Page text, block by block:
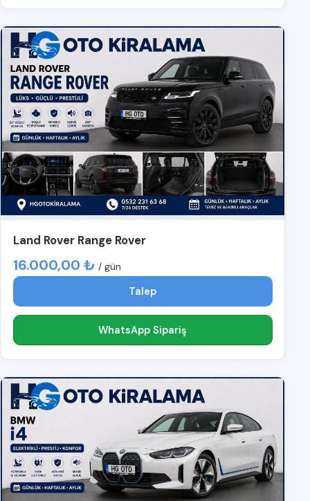
Land Rover Range Rover
16.000,00 ₺ / gün
Talep
WhatsApp Sipariş